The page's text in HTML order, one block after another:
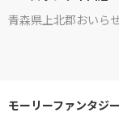
青森県上北郡おいら
モーリーファンタジ